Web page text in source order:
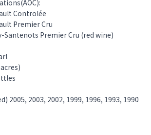
Controlée
Premier Cru
Santenots Premier Cru (red wine)
2005, 2003, 2002, 1999, 1996, 1993, 1990